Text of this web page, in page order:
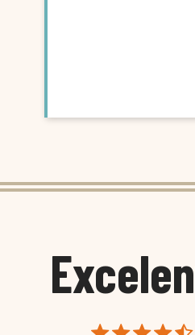
Susana García Luis
Magnífica atención al cliente.